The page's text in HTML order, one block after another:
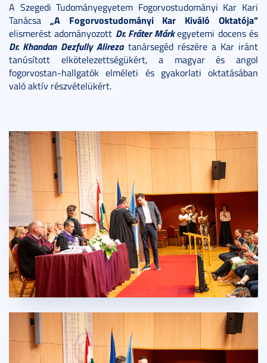
A Szegedi Tudományegyetem Fogorvostudományi Kar Kari
Tanácsa „A Fogorvostudományi Kar Kiváló Oktatója”
elismerést adományozott Dr. Fráter Márkegyetemi docens és
Dr. Khandan Dezfully Alirezatanársegéd részére a Kar iránt
tanúsított elkötelezettségükért, a magyar és angol
fogorvostan-hallgatók elméleti és gyakorlati oktatásában
való aktív részvételükért.